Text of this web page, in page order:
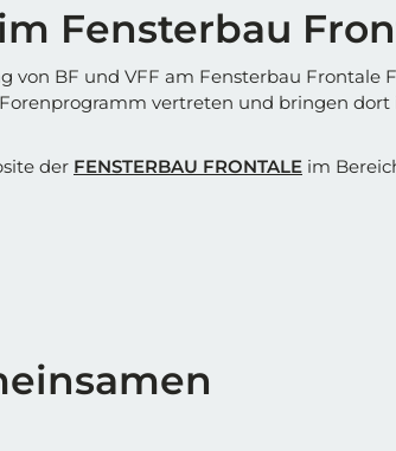
Fensterbau
BF und VFF am Fensterbau Frontale
vertreten und bringen
der FENSTERBAU FRONTALE im